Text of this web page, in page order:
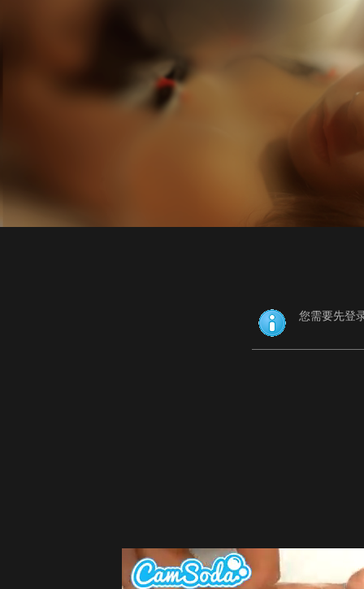
您需要先登